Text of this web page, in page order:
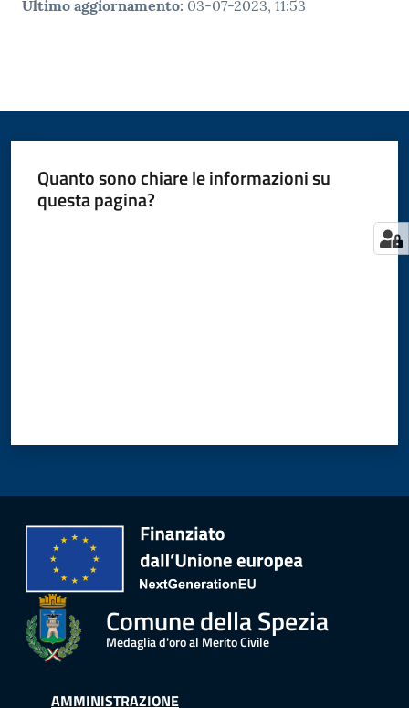
Ultimo aggiornamento: 03-07-2023, 11:53
Quanto sono chiare le informazioni su
questa pagina?
Comune della Spezia
Medaglia d'oro al Merito Civile
AMMINISTRAZIONE